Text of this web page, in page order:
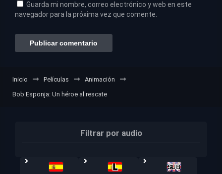
Guarda mi nombre, correo electrónico y web en este
navegador para la próxima vez que comente.
Inicio Películas
Animación
Bob Esponja: Un héroe al rescate
Filtrar por audio